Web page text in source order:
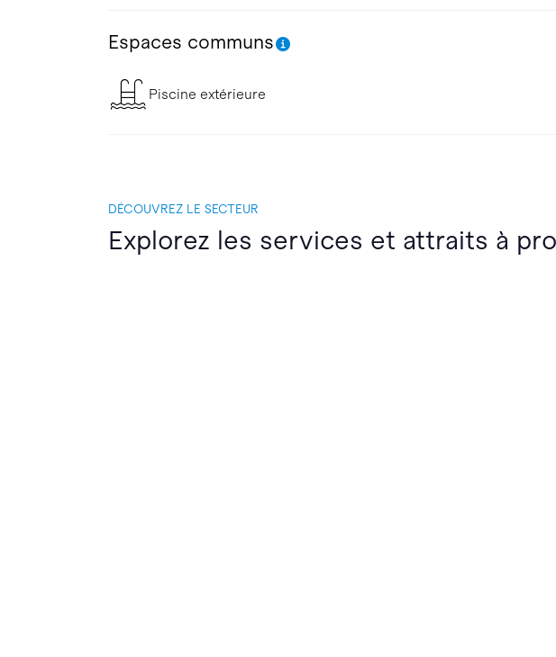
Espaces communs
Piscine extérieure
DÉCOUVREZ LE SECTEUR
Explorez les services et attraits à